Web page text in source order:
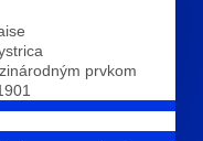
prvkom